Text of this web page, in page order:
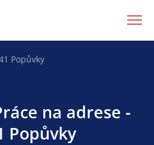
Popůvky
na adrese -
Popůvky